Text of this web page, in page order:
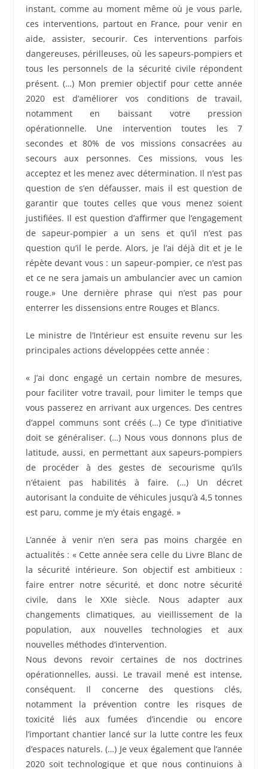
instant, comme au moment même où je vous parle,
ces interventions, partout en France, pour venir en
aide, assister, secourir. Ces interventions parfois
dangereuses, périlleuses, où les sapeurs-pompiers et
tous les personnels de la sécurité civile répondent
présent. (…) Mon premier objectif pour cette année
2020 est d’améliorer vos conditions de travail,
notamment en baissant votre pression
opérationnelle. Une intervention toutes les 7
secondes et 80% de vos missions consacrées au
secours aux personnes. Ces missions, vous les
acceptez et les menez avec détermination. Il n’est pas
question de s’en défausser, mais il est question de
garantir que toutes celles que vous menez soient
justifiées. Il est question d’affirmer que l’engagement
de sapeur-pompier a un sens et qu’il n’est pas
question qu’il le perde. Alors, je l’ai déjà dit et je le
répète devant vous : un sapeur-pompier, ce n’est pas
et ce ne sera jamais un ambulancier avec un camion
rouge.» Une dernière phrase qui n’est pas pour
enterrer les dissensions entre Rouges et Blancs.
Le ministre de l’Intérieur est ensuite revenu sur les
principales actions développées cette année :
« J’ai donc engagé un certain nombre de mesures,
pour faciliter votre travail, pour limiter le temps que
vous passerez en arrivant aux urgences. Des centres
d’appel communs sont créés (…) Ce type d’initiative
doit se généraliser. (…) Nous vous donnons plus de
latitude, aussi, en permettant aux sapeurs-pompiers
de procéder à des gestes de secourisme qu’ils
n’étaient pas habilités à faire. (…) Un décret
autorisant la conduite de véhicules jusqu’à 4,5 tonnes
est paru, comme je m’y étais engagé. »
L’année à venir n’en sera pas moins chargée en
actualités : « Cette année sera celle du Livre Blanc de
la sécurité intérieure. Son objectif est ambitieux :
faire entrer notre sécurité, et donc notre sécurité
civile, dans le XXIe siècle. Nous adapter aux
changements climatiques, au vieillissement de la
population, aux nouvelles technologies et aux
nouvelles méthodes d’intervention.
Nous devons revoir certaines de nos doctrines
opérationnelles, aussi. Le travail mené est intense,
conséquent. Il concerne des questions clés,
notamment la prévention contre les risques de
toxicité liés aux fumées d’incendie ou encore
l’important chantier lancé sur la lutte contre les feux
d’espaces naturels. (…) Je veux également que l’année
2020 soit technologique et que nous continuions à